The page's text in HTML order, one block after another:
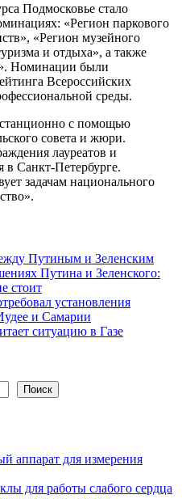
Подмосковье стало
«Регион паркового
«Регион музейного
и отдыха», а также
Номинации были
Всероссийских
среды.
с помощью
совета и жюри.
лауреатов и
в Санкт-Петербурге.
задачам национального
Путиным и Зеленским
Путина и Зеленского:
стоит
установления
и Самарии
ситуацию в Газе
Поиск
аппарат для измерения
для работы слабого сердца